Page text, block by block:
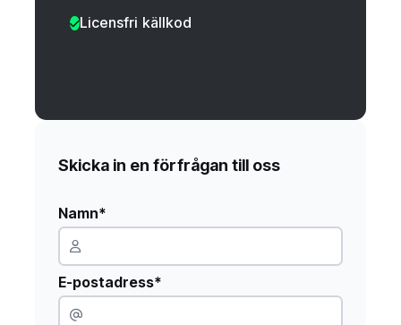
Licensfri källkod
Skicka in en förfrågan till oss
Namn*
E-postadress*